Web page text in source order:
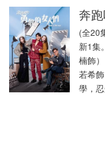
奔
(全20
新1集
楠飾
若希
學，